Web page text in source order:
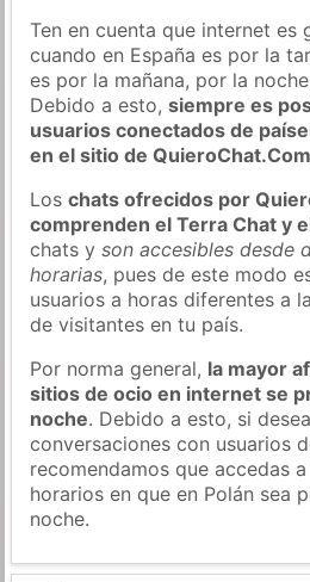
Ten en cuenta que internet es
cuando en España es por la
es por la mañana, por la
Debido a esto,siempre es
usuarios conectados de
en el sitio de QuieroChat.Com
Loschats ofrecidos por
comprenden el Terra Chat y
chats yson accesibles desde
horarias, pues de este modo
usuarios a horas diferentes a
de visitantes en tu país.
Por norma general, la mayor
sitios de ocio en internet se
noche. Debido a esto, si
conversaciones con usuarios
recomendamos que accedas
horarios en que en Polán sea
noche.